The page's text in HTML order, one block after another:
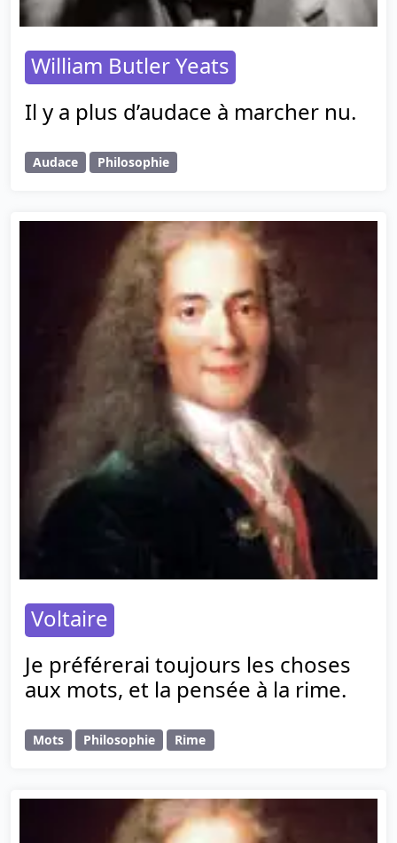
William Butler Yeats
Il y a plus d’audace à marcher nu.
Audace Philosophie
Voltaire
Je préférerai toujours les choses
aux mots, et la pensée à la rime.
Mots Philosophie Rime